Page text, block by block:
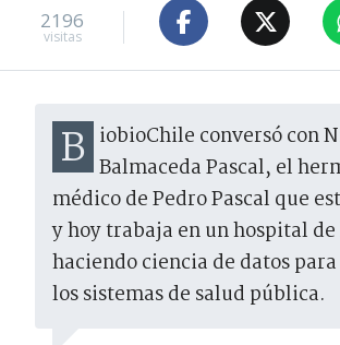
2196
visitas
BiobioChile conversó con Nicolás Balmaceda Pascal, el
médico de Pedro Pascal que
y hoy trabaja en un hospital
haciendo ciencia de datos
los sistemas de salud pública.